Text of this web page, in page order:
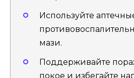
Используйте
мази.
Поддерживайте
покое и избегайте